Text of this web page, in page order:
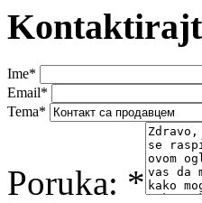
Ime*
Email*
Tema*
Poruka: *